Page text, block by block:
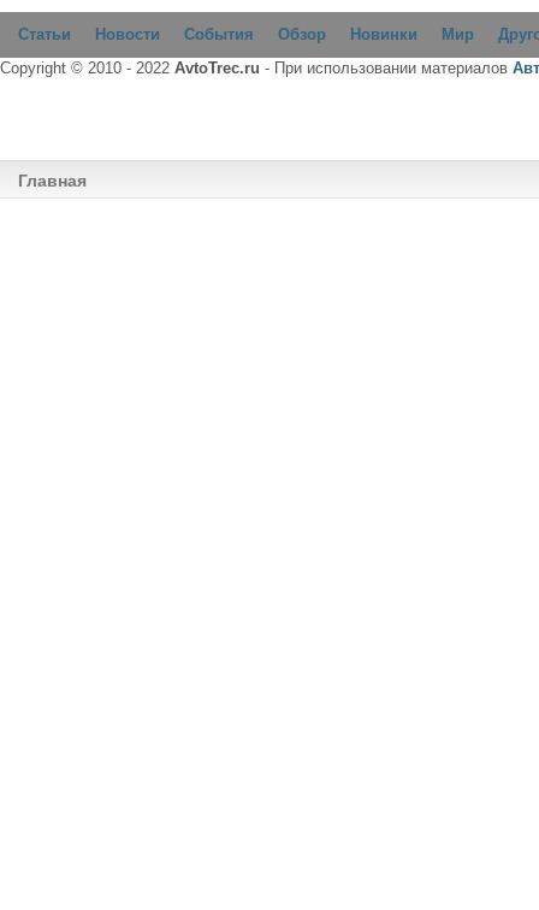
Статьи Новости События Обзор Новинки Мир
Copyright © 2010 - 2022 AvtoTrec.ru - При использовании материалов
Главная